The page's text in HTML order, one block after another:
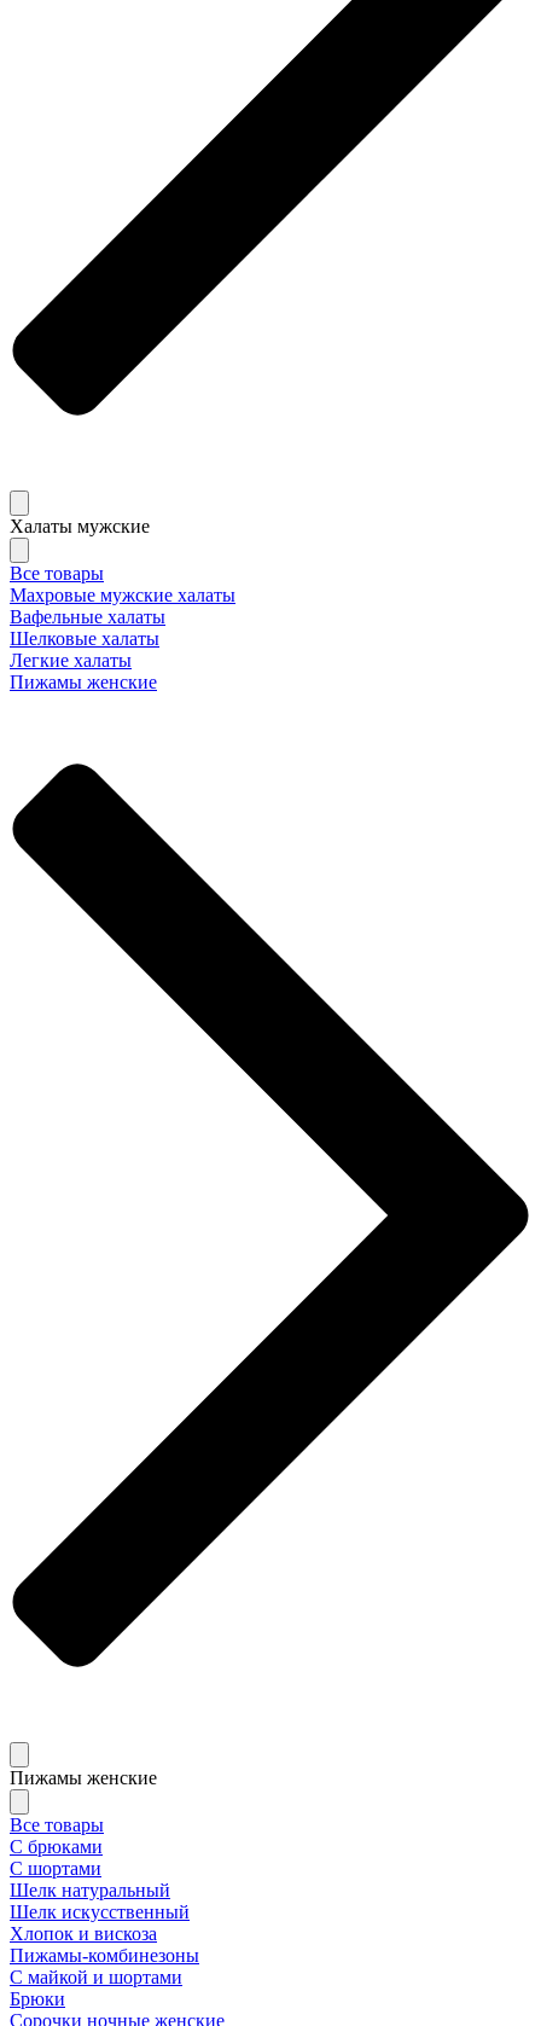
Халаты мужские
Все товары
Махровые мужские халаты
Вафельные халаты
Шелковые халаты
Легкие халаты
Пижамы женские
Пижамы женские
Все товары
С брюками
С шортами
Шелк натуральный
Шелк искусственный
Хлопок и вискоза
Пижамы-комбинезоны
С майкой и шортами
Брюки
Сорочки ночные женские